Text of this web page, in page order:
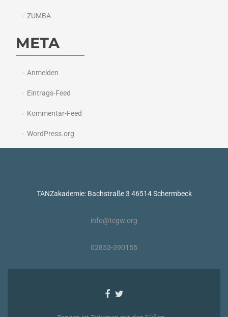
ZUMBA
META
Anmelden
Eintrags-Feed
Kommentar-Feed
WordPress.org
TANZakademie: Bachstraße 3 46514 Schermbeck
info@tcgw.org
02853-390155
Facebook-
Twitter-